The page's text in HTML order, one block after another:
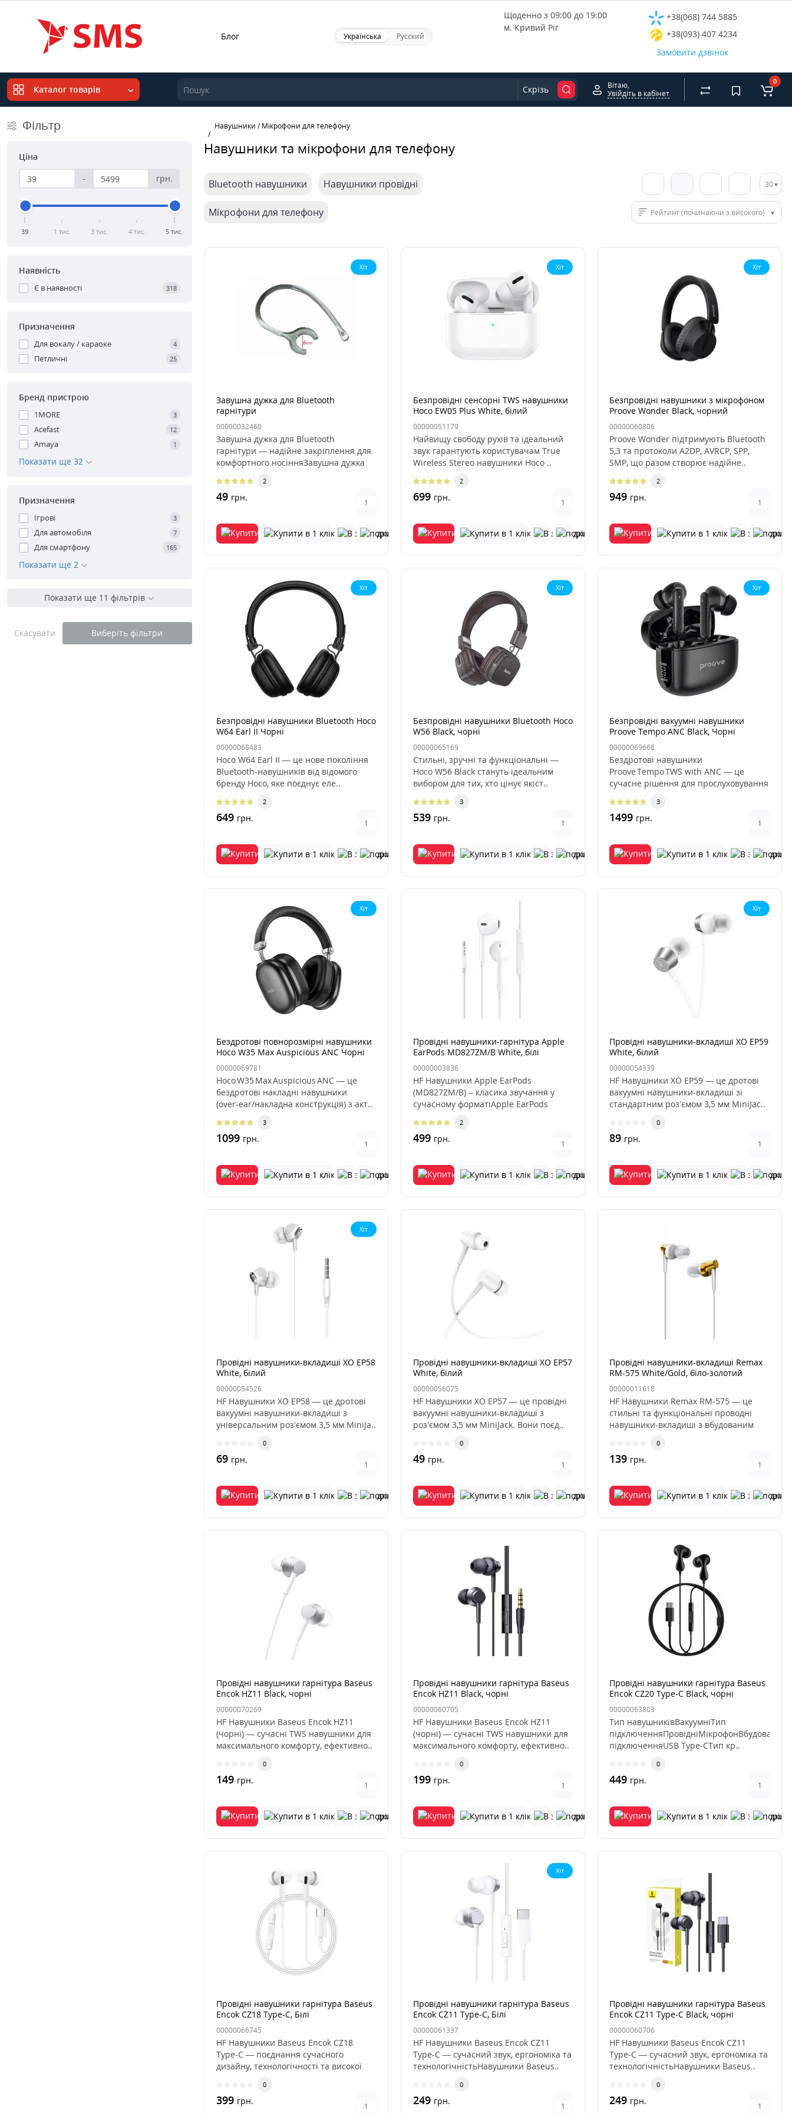
Блог Українська Русский
Щоденно з 09:00 до 19:00
м. Кривий Ріг
+38(068) 744 5885
+38(093) 407 4234
Замовити дзвінок
Каталог товарів Скрізь
Вітаю,
Увійдіть в кабінет
0
Фільтр
Ціна
-
грн.
39 1 тис. 3 тис. 4 тис. 5 тис.
Наявність
Є в наявності 318
Призначення
Для вокалу / караоке 4
Петличні 25
Бренд пристрою
1MORE 3
Acefast 12
Amaya 1
Показати ще 32
Призначення
Ігрові 3
Для автомобіля 7
Для смартфону 165
Показати ще 2
Показати ще 11 фільтрів
Скасувати Виберіть фільтри
Навушники / Мікрофони для телефону
Навушники та мікрофони для телефону
Bluetooth навушники Навушники провідні
Мікрофони для телефону
30
Рейтинг (починаючи з високого)
Хіт
Завушна дужка для Bluetooth
гарнітури
00000032460
Завушна дужка для Bluetooth
гарнітури — надійне закріплення для
комфортного носінняЗавушна дужка
2
49 грн.
Хіт
Безпровідні сенсорні TWS навушники
Hoco EW05 Plus White, білий
00000051179
Найвищу свободу рухів та ідеальний
звук гарантують користувачам True
Wireless Stereo навушники Hoco ..
2
699 грн.
Хіт
Безпровідні навушники з мікрофоном
Proove Wonder Black, чорний
00000060806
Proove Wonder підтримують Bluetooth
5,3 та протоколи A2DP, AVRCP, SPP,
SMP, що разом створює надійне..
2
949 грн.
Хіт
Безпровідні навушники Bluetooth Hoco
W64 Earl II Чорні
00000068483
Hoco W64 Earl II — це нове покоління
Bluetooth-навушників від відомого
бренду Hoco, яке поєднує еле..
2
649 грн.
Хіт
Безпровідні навушники Bluetooth Hoco
W56 Black, чорні
00000065169
Стильні, зручні та функціональні —
Hoco W56 Black стануть ідеальним
вибором для тих, хто цінує якіст..
3
539 грн.
Хіт
Безпровідні вакуумні навушники
Proove Tempo ANC Black, Чорні
00000069668
Бездротові навушники
Proove Tempo TWS with ANC — це
сучасне рішення для прослуховування
3
1499 грн.
Хіт
Бездротові повнорозмірні навушники
Hoco W35 Max Auspicious ANC Чорні
00000069781
Hoco W35 Max Auspicious ANC — це
бездротові накладні навушники
(over‑ear/накладна конструкція) з акт..
3
1099 грн.
Провідні навушники-гарнітура Apple
EarPods MD827ZM/B White, білі
00000003836
HF Навушники Apple EarPods
(MD827ZM/B) – класика звучання у
сучасному форматіApple EarPods
2
499 грн.
Хіт
Провідні навушники-вкладиші XO EP59
White, білий
00000054339
HF Навушники XO EP59 — це дротові
вакуумні навушники-вкладиші зі
стандартним роз’ємом 3,5 мм MiniJac..
0
89 грн.
Хіт
Провідні навушники-вкладиші XO EP58
White, білий
00000054526
HF Навушники XO EP58 — це дротові
вакуумні навушники-вкладиші з
універсальним роз’ємом 3,5 мм MiniJa..
0
69 грн.
Провідні навушники-вкладиші XO EP57
White, білий
00000056075
HF Навушники XO EP57 — це провідні
вакуумні навушники-вкладиші з
роз’ємом 3,5 мм MiniJack. Вони поєд..
0
49 грн.
Провідні навушники-вкладиші Remax
RM-575 White/Gold, біло-золотий
00000011618
HF Навушники Remax RM-575 — це
стильні та функціональні проводні
навушники-вкладиші з вбудованим
0
139 грн.
Провідні навушники гарнітура Baseus
Encok HZ11 Black, чорні
00000070269
HF Навушники Baseus Encok HZ11
(чорні) — сучасні TWS навушники для
максимального комфорту, ефективно..
0
149 грн.
Провідні навушники гарнітура Baseus
Encok HZ11 Black, чорні
00000060705
HF Навушники Baseus Encok HZ11
(чорні) — сучасні TWS навушники для
максимального комфорту, ефективно..
0
199 грн.
Провідні навушники гарнітура Baseus
Encok CZ20 Type-C Black, чорні
00000063803
Тип навушниківВакуумніТип
підключенняUSB Type-CТип кр..
0
449 грн.
Провідні навушники гарнітура Baseus
Encok CZ18 Type-C, Білі
00000066745
HF Навушники Baseus Encok CZ18
Type-C — поєднання сучасного
дизайну, технологічності та високої
0
399 грн.
Хіт
Провідні навушники гарнітура Baseus
Encok CZ11 Type-C, Білі
00000061337
HF Навушники Baseus Encok CZ11
Type-C — сучасний звук, ергономіка та
технологічністьНавушники Baseus..
0
249 грн.
Провідні навушники гарнітура Baseus
Encok CZ11 Type-C Black, чорні
00000060706
HF Навушники Baseus Encok CZ11
Type-C — сучасний звук, ергономіка та
технологічністьНавушники Baseus..
0
249 грн.